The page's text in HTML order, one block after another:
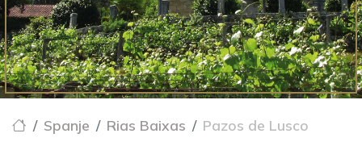
Spanje Rias Baixas Pazos de Lusco